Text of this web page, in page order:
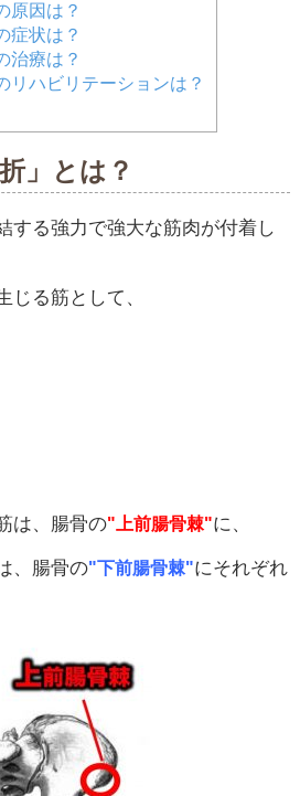
原因は？
症状は？
治療は？
ハビリテーションは？
」とは？
する強力で強大な筋肉が付着し
じる筋として、
は、腸骨の"上前腸骨棘"に、
、腸骨の"下前腸骨棘"にそれぞれ